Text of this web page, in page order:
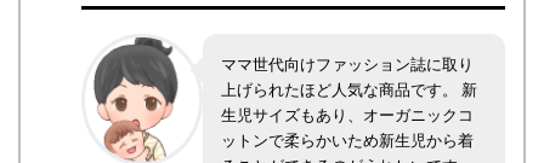
ママ世代向けファッション誌に取り
上げられたほど人気な商品です。 新
生児サイズもあり、オーガニックコ
ットンで柔らかいため新生児から着